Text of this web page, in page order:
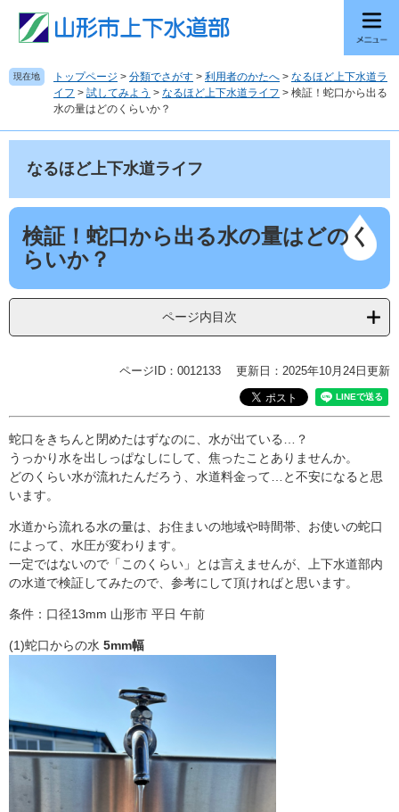
の
先
す
ー
を
し
文
へ
現在地 トップページ > 分類でさがす > 利用者のかたへ > なるほど上下水道ラ
イフ > 試してみよう > なるほど上下水道ライフ > 検証！蛇口から出る
水の量はどのくらいか？
なるほど上下水道ライフ
本
検証！蛇口から出る水の量はどのく
らいか？
ページ内目次
ページID：0012133 更新日：2025年10月24日更新
蛇口をきちんと閉めたはずなのに、水が出ている…？
うっかり水を出しっぱなしにして、焦ったことありませんか。
どのくらい水が流れたんだろう、水道料金って…と不安になると思
います。
水道から流れる水の量は、お住まいの地域や時間帯、お使いの蛇口
によって、水圧が変わります。
一定ではないので「このくらい」とは言えませんが、上下水道部内
の水道で検証してみたので、参考にして頂ければと思います。
条件：口径13mm 山形市 平日 午前
(1)蛇口からの水 5mm幅